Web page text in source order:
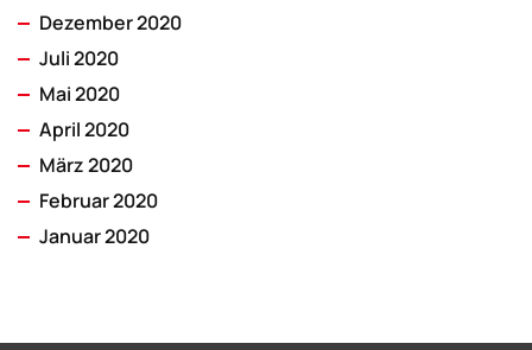
Dezember 2020
Juli 2020
Mai 2020
April 2020
März 2020
Februar 2020
Januar 2020